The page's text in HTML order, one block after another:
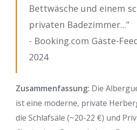
Bettwäsche und einem
privaten Badezimmer...”
- Booking.com Gäste-
2024
Zusammenfassung: Die
ist eine moderne, private
die Schlafsäle (~20-22 €) und